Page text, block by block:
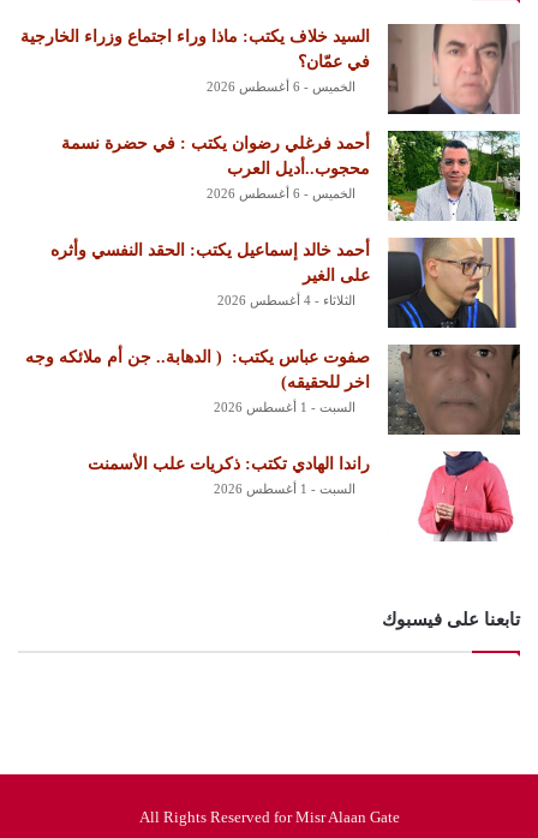
السيد خلاف يكتب: ماذا وراء اجتماع وزراء الخارجية
في عمّان؟
الخميس - 6 أغسطس 2026
أحمد فرغلي رضوان يكتب : في حضرة نسمة
محجوب..أديل العرب
الخميس - 6 أغسطس 2026
أحمد خالد إسماعيل يكتب: الحقد النفسي وأثره
على الغير
الثلاثاء - 4 أغسطس 2026
‏صفوت عباس يكتب: ‏ ‏( الدهابة.. جن أم ملائكه وجه
اخر للحقيقه)
السبت - 1 أغسطس 2026
راندا الهادي تكتب: ذكريات علب الأسمنت
السبت - 1 أغسطس 2026
تابعنا على فيسبوك
All Rights Reserved for Misr Alaan Gate